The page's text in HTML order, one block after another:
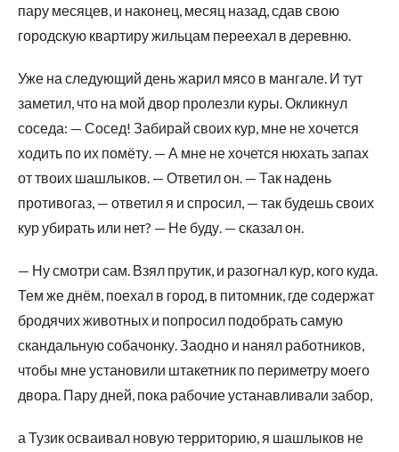
пару месяцев, и наконец, месяц назад, сдав свою
городскую квартиру жильцам переехал в деревню.
Уже на следующий день жарил мясо в мангале. И тут
заметил, что на мой двор пролезли куры. Окликнул
соседа: — Сосед! Забирай своих кур, мне не хочется
ходить по их помёту. — А мне не хочется нюхать запах
от твоих шашлыков. — Ответил он. — Так надень
противогаз, — ответил я и спросил, — так будешь своих
кур убирать или нет? — Не буду. — сказал он.
— Ну смотри сам. Взял прутик, и разогнал кур, кого куда.
Тем же днём, поехал в город, в питомник, где содержат
бродячих животных и попросил подобрать самую
скандальную собачонку. Заодно и нанял работников,
чтобы мне установили штакетник по периметру моего
двора. Пару дней, пока рабочие устанавливали забор,
а Тузик осваивал новую территорию, я шашлыков не